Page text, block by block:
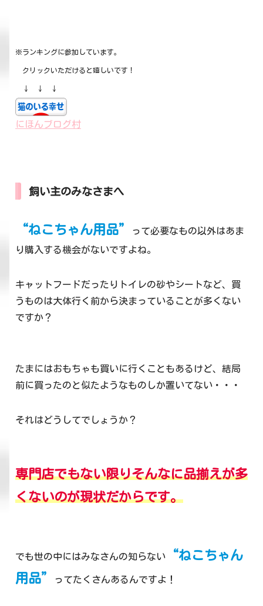
※ランキングに参加しています。
クリックいただけると嬉しいです！
↓ ↓ ↓
にほんブログ村
飼い主のみなさまへ
“ねこちゃん用品”
って必要なもの以外はあま
り購入する機会がないですよね。
キャットフードだったりトイレの砂やシートなど、買
うものは大体行く前から決まっていることが多くない
ですか？
たまにはおもちゃも買いに行くこともあるけど、結局
前に買ったのと似たようなものしか置いてない・・・
それはどうしてでしょうか？
専門店でもない限りそんなに品揃えが多
くないのが現状だからです。
でも世の中にはみなさんの知らない
“ねこちゃん
用品”
ってたくさんあるんですよ！